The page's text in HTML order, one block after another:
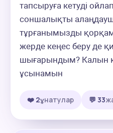
тапсыруға кетуді
соншалықты
тұрғанымызды
жерде кеңес беру де
шығарындым? Калын
ұсынамын
❤️ 2ұнатулар 💬 33